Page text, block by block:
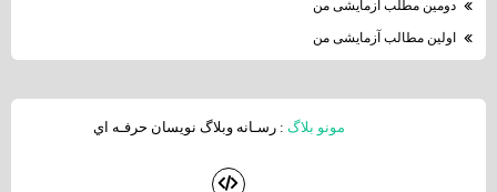
دومین مطلب آزمایشی من
اولین مطالب آزمایشی من
مونو بلاگ: رسـانه وبلاگ نويسان حرفـه اي